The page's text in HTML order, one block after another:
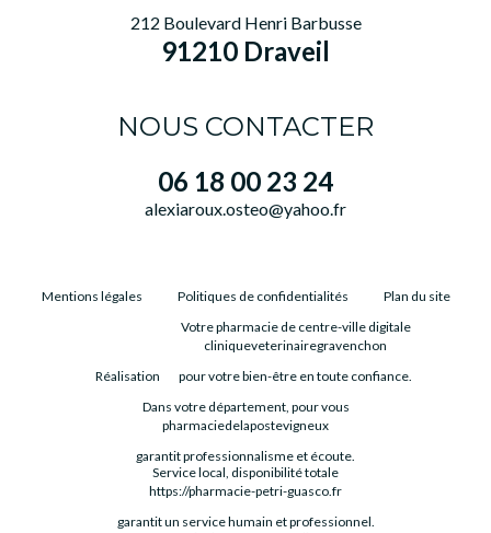
212 Boulevard Henri Barbusse
91210 Draveil
NOUS CONTACTER
06 18 00 23 24
alexiaroux.osteo@yahoo.fr
Mentions légales Politiques de confidentialités Plan du site
Réalisation
Votre pharmacie de centre-ville digitale
cliniqueveterinairegravenchon
pour votre bien-être en toute confiance.
Dans votre département, pour vous
pharmaciedelapostevigneux
garantit professionnalisme et écoute.
Service local, disponibilité totale
https://pharmacie-petri-guasco.fr
garantit un service humain et professionnel.